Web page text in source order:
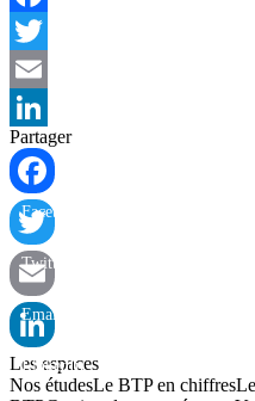
Facebook
Twitter
Email
LinkedIn
Partager
Facebook
Twitter
Email
LinkedIn
Les espaces
Nos étudesLe BTP en chiffres